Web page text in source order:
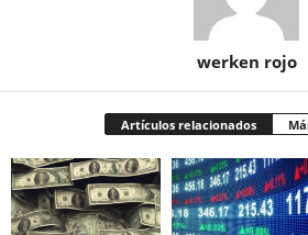
werken rojo
Artículos relacionados